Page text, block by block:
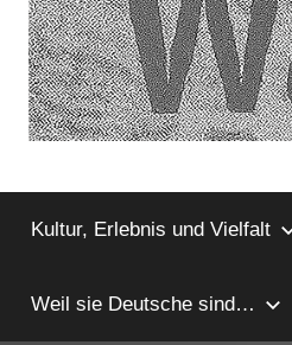
…
Deutschland
hat
Kultur, Erlebnis und Vielfalt
Weil sie Deutsche sind…